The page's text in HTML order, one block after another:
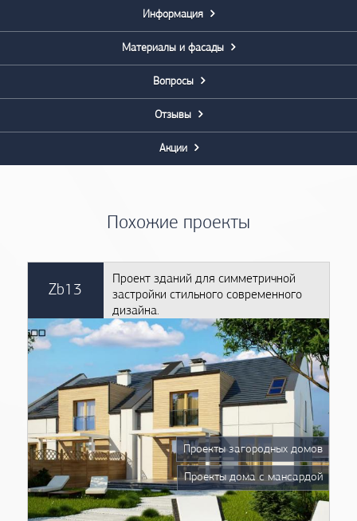
Информация
Материалы и фасады
Вопросы
Отзывы
Акции
Похожие проекты
Zb13
Проект зданий для симметричной
застройки стильного современного
дизайна.
Проекты загородных домов
Проекты дома с мансардой